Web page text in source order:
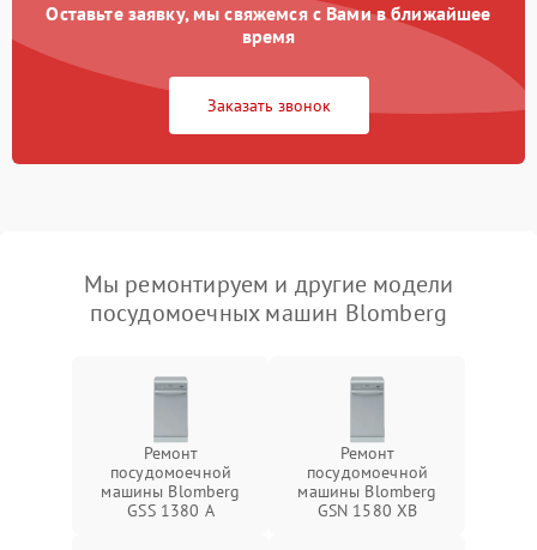
Оставьте заявку, мы свяжемся с Вами в ближайшее
время
Заказать звонок
Мы ремонтируем и другие модели
посудомоечных машин Blomberg
Ремонт
посудомоечной
машины Blomberg
GSS 1380 А
Ремонт
посудомоечной
машины Blomberg
GSN 1580 XB